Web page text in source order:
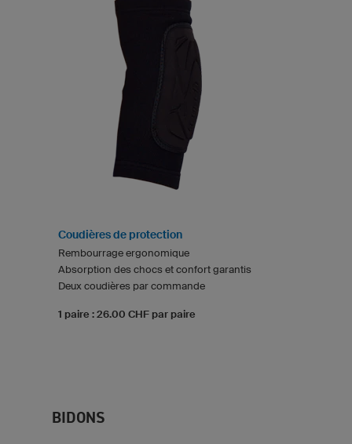
Coudières de protection
Rembourrage ergonomique
Absorption des chocs et confort garantis
Deux coudières par commande
1 paire : 26.00 CHF par paire
BIDONS